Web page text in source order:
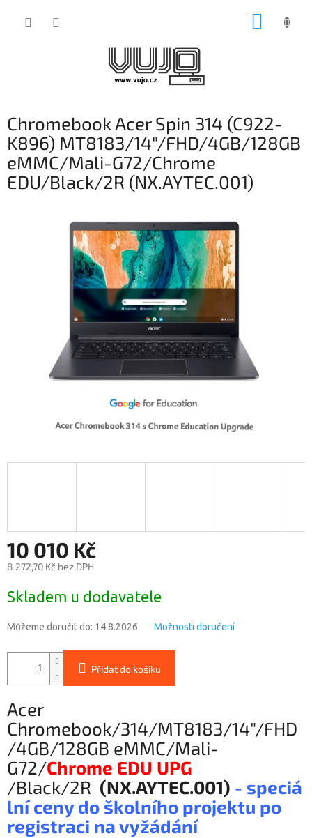
Chromebook Acer Spin 314 (C922-
K896) MT8183/14"/FHD/4GB/128GB
eMMC/Mali-G72/Chrome
EDU/Black/2R (NX.AYTEC.001)
10 010 Kč
8 272,70 Kč bez DPH
cena:
Skladem u dodavatele
Můžeme doručit do: 14.8.2026 Možnosti doručení
Přidat do košíku
Acer
Chromebook/314/MT8183/14"/FHD
/4GB/128GB eMMC/Mali-
G72/Chrome EDU UPG
/Black/2R (NX.AYTEC.001) - speciá
lní ceny do školního projektu po
registraci na vyžádání